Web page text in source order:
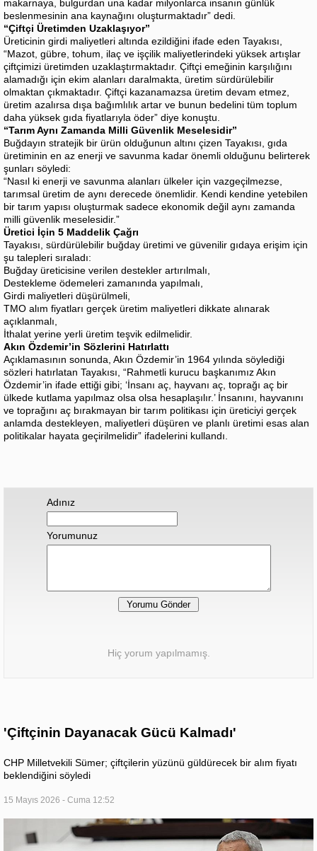
makarnaya, bulgurdan una kadar milyonlarca insanın günlük
beslenmesinin ana kaynağını oluşturmaktadır” dedi.
“Çiftçi Üretimden Uzaklaşıyor”
Üreticinin girdi maliyetleri altında ezildiğini ifade eden Tayakısı,
“Mazot, gübre, tohum, ilaç ve işçilik maliyetlerindeki yüksek artışlar
çiftçimizi üretimden uzaklaştırmaktadır. Çiftçi emeğinin karşılığını
alamadığı için ekim alanları daralmakta, üretim sürdürülebilir
olmaktan çıkmaktadır. Çiftçi kazanamazsa üretim devam etmez,
üretim azalırsa dışa bağımlılık artar ve bunun bedelini tüm toplum
daha yüksek gıda fiyatlarıyla öder” diye konuştu.
“Tarım Aynı Zamanda Milli Güvenlik Meselesidir”
Buğdayın stratejik bir ürün olduğunun altını çizen Tayakısı, gıda
üretiminin en az enerji ve savunma kadar önemli olduğunu belirterek
şunları söyledi:
“Nasıl ki enerji ve savunma alanları ülkeler için vazgeçilmezse,
tarımsal üretim de aynı derecede önemlidir. Kendi kendine yetebilen
bir tarım yapısı oluşturmak sadece ekonomik değil aynı zamanda
milli güvenlik meselesidir.”
Üretici İçin 5 Maddelik Çağrı
Tayakısı, sürdürülebilir buğday üretimi ve güvenilir gıdaya erişim için
şu talepleri sıraladı:
Buğday üreticisine verilen destekler artırılmalı,
Destekleme ödemeleri zamanında yapılmalı,
Girdi maliyetleri düşürülmeli,
TMO alım fiyatları gerçek üretim maliyetleri dikkate alınarak
açıklanmalı,
İthalat yerine yerli üretim teşvik edilmelidir.
Akın Özdemir’in Sözlerini Hatırlattı
Açıklamasının sonunda, Akın Özdemir’in 1964 yılında söylediği
sözleri hatırlatan Tayakısı, “Rahmetli kurucu başkanımız Akın
Özdemir’in ifade ettiği gibi; ‘İnsanı aç, hayvanı aç, toprağı aç bir
ülkede kutlama yapılmaz olsa olsa hesaplaşılır.’ İnsanını, hayvanını
ve toprağını aç bırakmayan bir tarım politikası için üreticiyi gerçek
anlamda destekleyen, maliyetleri düşüren ve planlı üretimi esas alan
politikalar hayata geçirilmelidir” ifadelerini kullandı.
Adınız
Yorumunuz
Hiç yorum yapılmamış.
'Çiftçinin Dayanacak Gücü Kalmadı'
CHP Milletvekili Sümer; çiftçilerin yüzünü güldürecek bir alım fiyatı
beklendiğini söyledi
15 Mayıs 2026 - Cuma 12:52